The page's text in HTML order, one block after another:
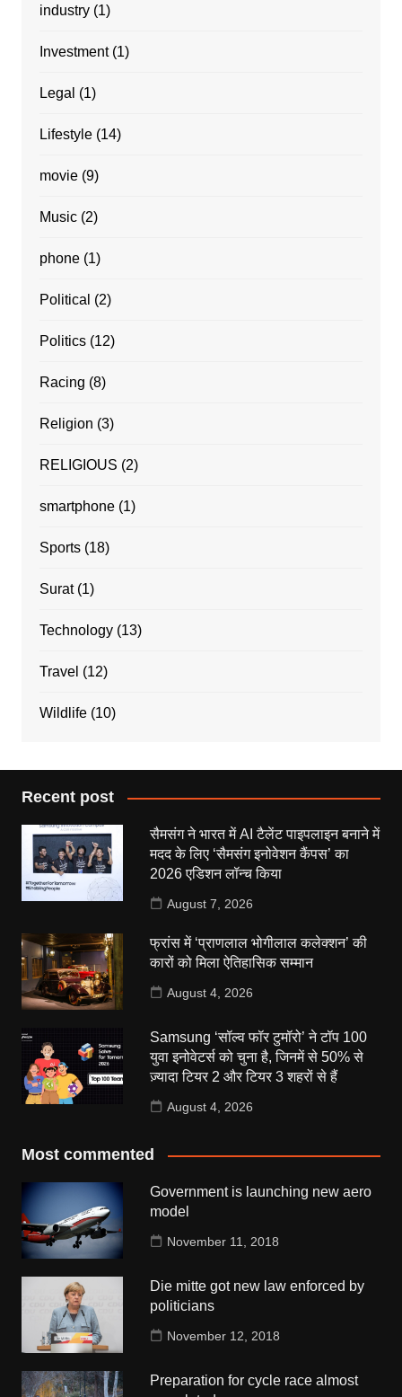
industry(1)
Investment(1)
Legal (1)
Lifestyle(14)
movie(9)
Music(2)
phone(1)
Political (2)
Politics(12)
Racing (8)
Religion (3)
RELIGIOUS (2)
smartphone(1)
Sports(18)
Surat(1)
Technology(13)
Travel (12)
Wildlife(10)
Recent post
सैमसंग ने भारत में AI टैलेंट पाइपलाइन बनाने में
मदद के लिए ‘सैमसंग इनोवेशन कैंपस’ का
2026 एडिशन लॉन्च किया
August 7, 2026
फ्रांस में ‘प्राणलाल भोगीलाल कलेक्शन’ की
कारों को मिला ऐतिहासिक सम्मान
August 4, 2026
Samsung ‘सॉल्व फॉर टुमॉरो’ ने टॉप 100
युवा इनोवेटर्स को चुना है, जिनमें से 50% से
ज़्यादा टियर 2 और टियर 3 शहरों से हैं
August 4, 2026
Most commented
Government is launching new aero
model
November 11, 2018
Die mitte got new law enforced by
politicians
November 12, 2018
Preparation for cycle race almost